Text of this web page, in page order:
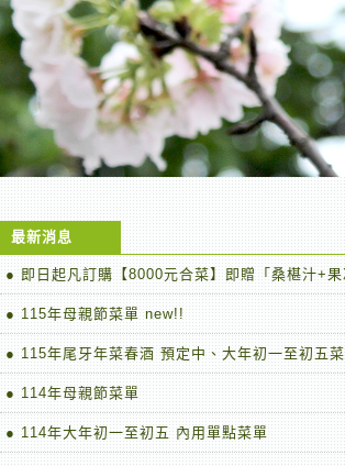
最新消息
● 即日起凡訂購【8000元合菜】即贈「桑椹汁+
● 115年母親節菜單 new!!
● 115年尾牙年菜春酒 預定中、大年初一至初五
● 114年母親節菜單
● 114年大年初一至初五 內用單點菜單